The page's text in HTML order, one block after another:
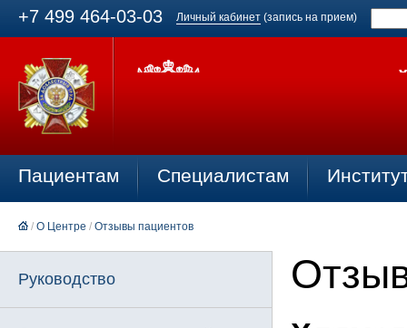
+7 499 464-03-03 Личный кабинет (запись на прием)
Пациентам Специалистам
/ О Центре / Отзывы пациентов
Руководство